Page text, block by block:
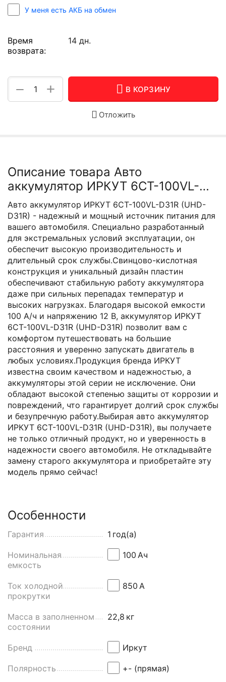
У меня есть АКБ на обмен
Время
возврата:
14 дн.
+
− В КОРЗИНУ
Отложить
Описание товара Авто
аккумулятор ИРКУТ 6CT-100VL-
D31R (UHD-D31R)
Авто аккумулятор ИРКУТ 6CT-100VL-D31R (UHD-
D31R) - надежный и мощный источник питания для
вашего автомобиля. Специально разработанный
для экстремальных условий эксплуатации, он
обеспечит высокую производительность и
длительный срок службы.Свинцово-кислотная
конструкция и уникальный дизайн пластин
обеспечивают стабильную работу аккумулятора
даже при сильных перепадах температур и
высоких нагрузках. Благодаря высокой емкости
100 А/ч и напряжению 12 В, аккумулятор ИРКУТ
6CT-100VL-D31R (UHD-D31R) позволит вам с
комфортом путешествовать на большие
расстояния и уверенно запускать двигатель в
любых условиях.Продукция бренда ИРКУТ
известна своим качеством и надежностью, а
аккумуляторы этой серии не исключение. Они
обладают высокой степенью защиты от коррозии и
повреждений, что гарантирует долгий срок службы
и безупречную работу.Выбирая авто аккумулятор
ИРКУТ 6CT-100VL-D31R (UHD-D31R), вы получаете
не только отличный продукт, но и уверенность в
надежности своего автомобиля. Не откладывайте
замену старого аккумулятора и приобретайте эту
модель прямо сейчас!
Особенности
Гарантия 1 год(а)
Номинальная
емкость
100 Aч
Ток холодной
прокрутки
850 А
Масса в заполненном
состоянии
22,8 кг
Бренд Иркут
Полярность +- (прямая)